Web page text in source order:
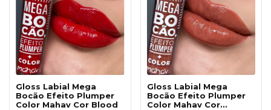
Gloss Labial Mega
Bocão Efeito Plumper
Color Mahav Cor Blood
Gloss Labial Mega
Bocão Efeito Plumper
Color Mahav Cor